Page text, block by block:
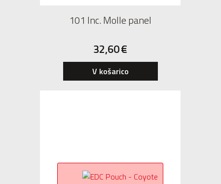
101 Inc. Molle panel
32,60€
V košarico